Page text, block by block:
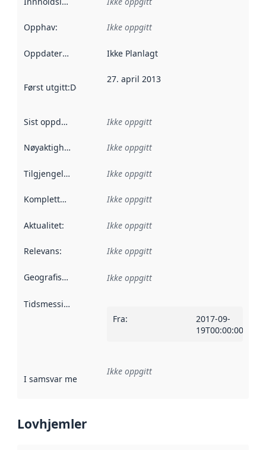
Opphav: Ikke oppgitt
Oppdateringsfrekvens :
Ikke Planlagt
Først utgitt:Denne datoen sier når dataene i dette
27. april 2013
Sist oppdatert Ikke oppgitt
Nøyaktighet Ikke oppgitt
Tilgjengelighet Ikke oppgitt
Kompletthet Ikke oppgitt
Aktualitet: Ikke oppgitt
Relevans: Ikke oppgitt
Geografisk avgrensning :
Ikke oppgitt
Tidsmessig avgrensning
Fra:
2017-09-
19T00:00:00Z
I samsvar med Referanse til en implementasjonsregel
Ikke oppgitt
Lovhjemler